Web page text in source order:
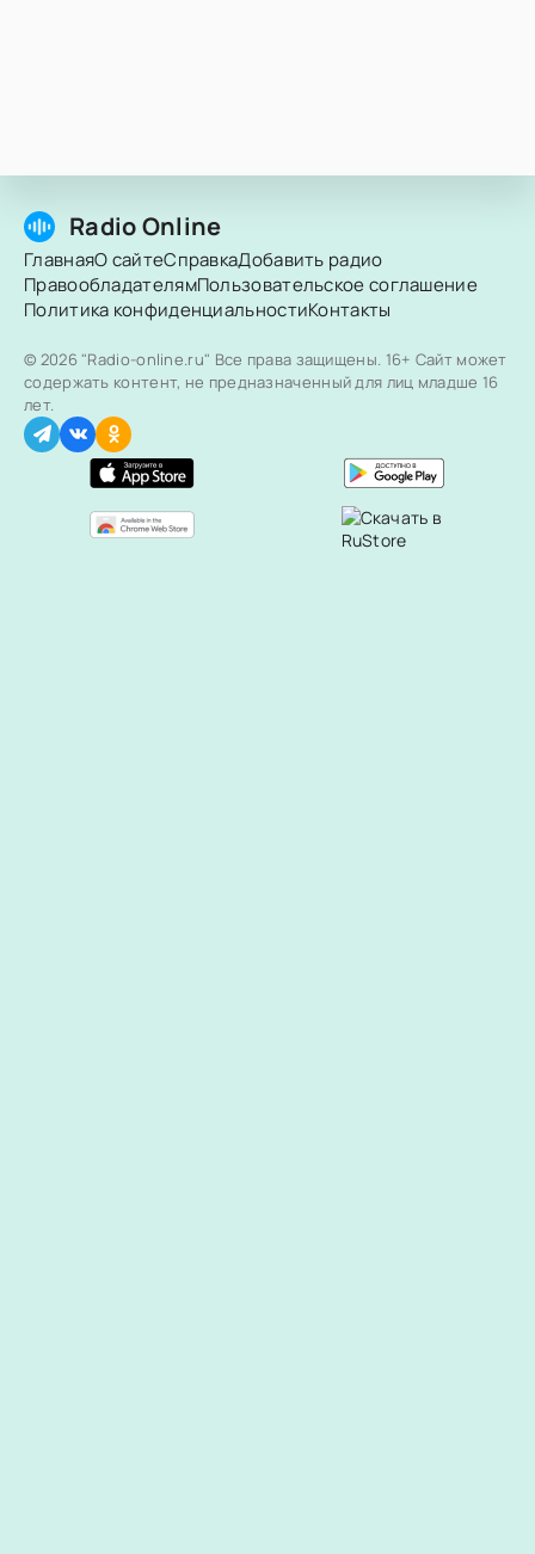
Radio Online
ГлавнаяО сайтеСправкаДобавить радио
ПравообладателямПользовательское соглашение
Политика конфиденциальностиКонтакты
© 2026 "Radio-online.ru" Все права защищены. 16+ Сайт может
содержать контент, не предназначенный для лиц младше 16
лет.